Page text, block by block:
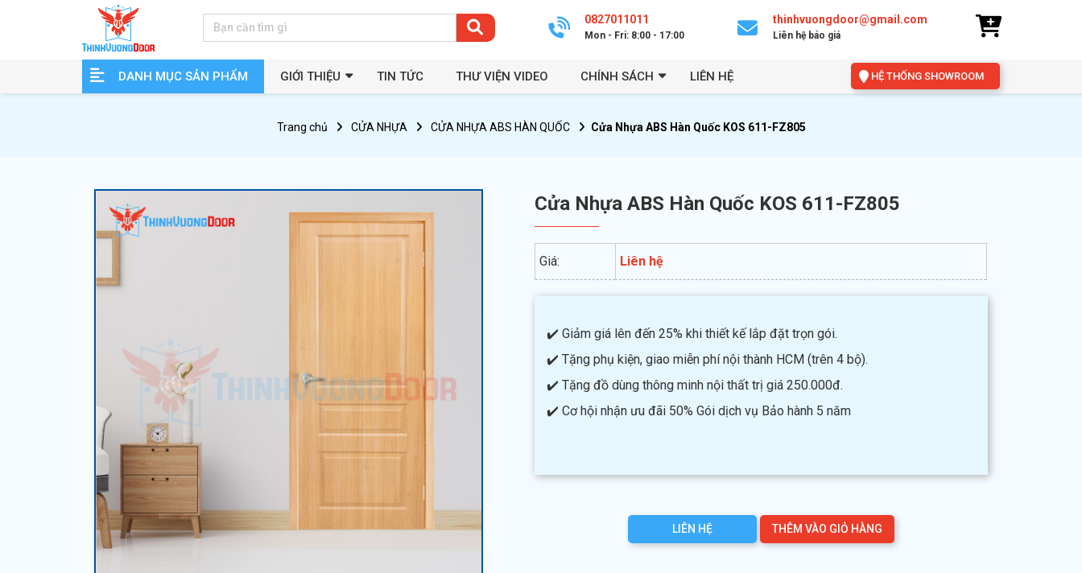
0827011011
Mon - Fri: 8:00 - 17:00
thinhvuongdoor@gmail.com
Liên hệ báo giá
DANH MỤC SẢN PHẨM GIỚI THIỆU TIN TỨC THƯ VIỆN VIDEO CHÍNH SÁCH LIÊN HỆ HỆ THỐNG SHOWROOM
Trang chủ CỬA NHỰA CỬA NHỰA ABS HÀN QUỐC Cửa Nhựa ABS Hàn Quốc KOS 611-FZ805
Cửa Nhựa ABS Hàn Quốc KOS 611-FZ805
Giá: Liên hệ
✔️ Giảm giá lên đến 25% khi thiết kế lắp đặt trọn gói.
✔️ Tặng phụ kiện, giao miễn phí nội thành HCM (trên 4 bộ).
✔️ Tặng đồ dùng thông minh nội thất trị giá 250.000đ.
✔️ Cơ hội nhận ưu đãi 50% Gói dịch vụ Bảo hành 5 năm
LIÊN HỆ THÊM VÀO GIỎ HÀNG